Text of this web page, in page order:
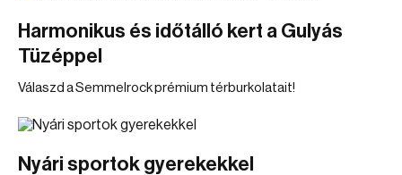
Harmonikus és időtálló kert a Gulyás
Tüzéppel
Válaszd a Semmelrock prémium térburkolatait!
Nyári sportok gyerekekkel